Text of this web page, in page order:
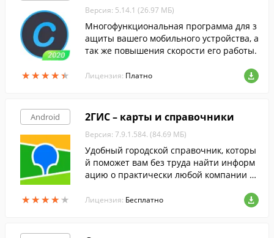
★★★★★
★★★★★
Версия: 5.14.1 (26.97 МБ)
Многофункциональная программа для з
ащиты вашего мобильного устройства, а
так же повышения скорости его работы.
Лицензия: Платно
Android
★★★★★
★★★★★
2ГИС – карты и справочники
Версия: 7.9.1.584. (84.69 МБ)
Удобный городской справочник, которы
й поможет вам без труда найти информ
ацию о практически любой компании в
трехмерной карте.
Лицензия: Бесплатно